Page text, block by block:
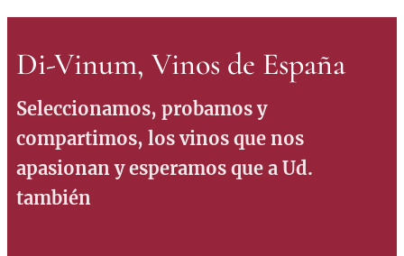
Di-Vinum, Vinos de España
Seleccionamos, probamos y
compartimos, los vinos que nos
apasionan y esperamos que a Ud.
también